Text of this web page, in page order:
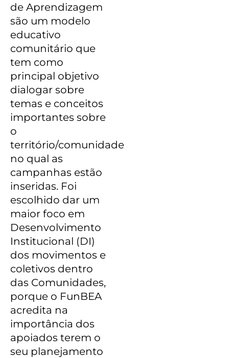
de Aprendizagem
são um modelo
educativo
comunitário que
tem como
principal objetivo
dialogar sobre
temas e conceitos
importantes sobre
o
território/comunidade
no qual as
campanhas estão
inseridas. Foi
escolhido dar um
maior foco em
Desenvolvimento
Institucional (DI)
dos movimentos e
coletivos dentro
das Comunidades,
porque o FunBEA
acredita na
importância dos
apoiados terem o
seu planejamento